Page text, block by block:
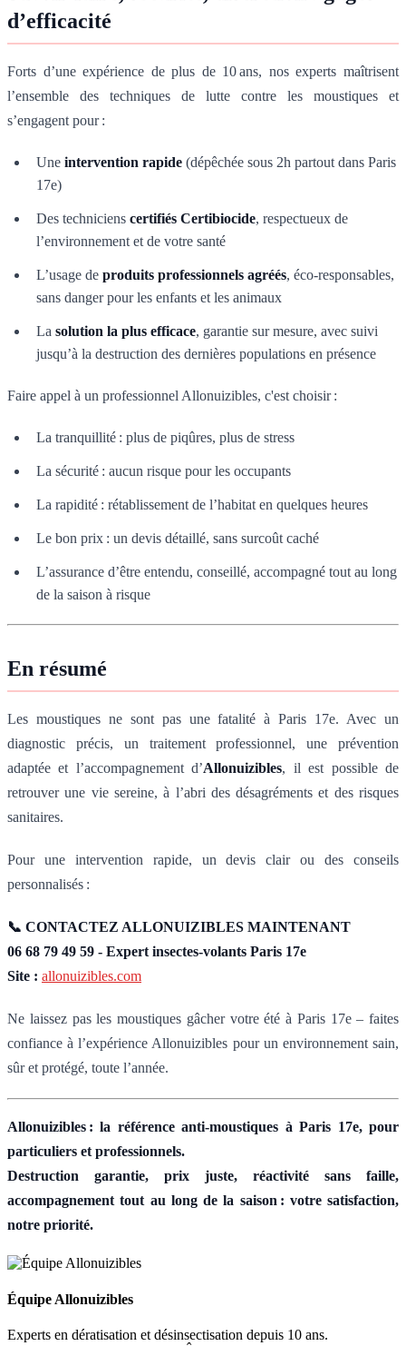
d’efficacité
Forts d’une expérience de plus de 10 ans, nos experts maîtrisent
l’ensemble des techniques de lutte contre les moustiques et
s’engagent pour :
Une intervention rapide (dépêchée sous 2h partout dans Paris
17e)
Des techniciens certifiés Certibiocide, respectueux de
l’environnement et de votre santé
L’usage de produits professionnels agréés, éco-responsables,
sans danger pour les enfants et les animaux
La solution la plus efficace, garantie sur mesure, avec suivi
jusqu’à la destruction des dernières populations en présence
Faire appel à un professionnel Allonuizibles, c'est choisir :
La tranquillité : plus de piqûres, plus de stress
La sécurité : aucun risque pour les occupants
La rapidité : rétablissement de l’habitat en quelques heures
Le bon prix : un devis détaillé, sans surcoût caché
L’assurance d’être entendu, conseillé, accompagné tout au long
de la saison à risque
En résumé
Les moustiques ne sont pas une fatalité à Paris 17e. Avec un
diagnostic précis, un traitement professionnel, une prévention
adaptée et l’accompagnement d’Allonuizibles, il est possible de
retrouver une vie sereine, à l’abri des désagréments et des risques
sanitaires.
Pour une intervention rapide, un devis clair ou des conseils
personnalisés :
📞 CONTACTEZ ALLONUIZIBLES MAINTENANT
06 68 79 49 59 - Expert insectes-volants Paris 17e
Site : allonuizibles.com
Ne laissez pas les moustiques gâcher votre été à Paris 17e – faites
confiance à l’expérience Allonuizibles pour un environnement sain,
sûr et protégé, toute l’année.
Allonuizibles : la référence anti-moustiques à Paris 17e, pour
particuliers et professionnels.
Destruction garantie, prix juste, réactivité sans faille,
accompagnement tout au long de la saison : votre satisfaction,
notre priorité.
Équipe Allonuizibles
Experts en dératisation et désinsectisation depuis 10 ans.